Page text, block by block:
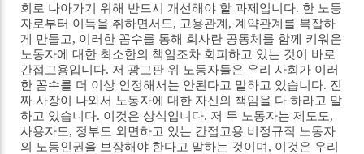
회로 나아가기 위해 반드시 개선해야 할 과제입니다. 한 노동
자로부터 이득을 취하면서도, 고용관계, 계약관계를 복잡하
게 만들고, 이러한 꼼수를 통해 회사란 공동체를 함께 키워온
노동자에 대한 최소한의 책임조차 회피하고 있는 것이 바로
간접고용입니다. 저 광고판 위 노동자들은 우리 사회가 이러
한 꼼수를 더 이상 인정해서는 안된다고 말하고 있습니다. 진
짜 사장이 나와서 노동자에 대한 자신의 책임을 다 하라고 말
하고 있습니다. 이것은 상식입니다. 저 두 노동자는 제도도,
사용자도, 정부도 외면하고 있는 간접고용 비정규직 노동자
의 노동인권을 보장해야 한다고 말하는 것이며, 이것은 우리